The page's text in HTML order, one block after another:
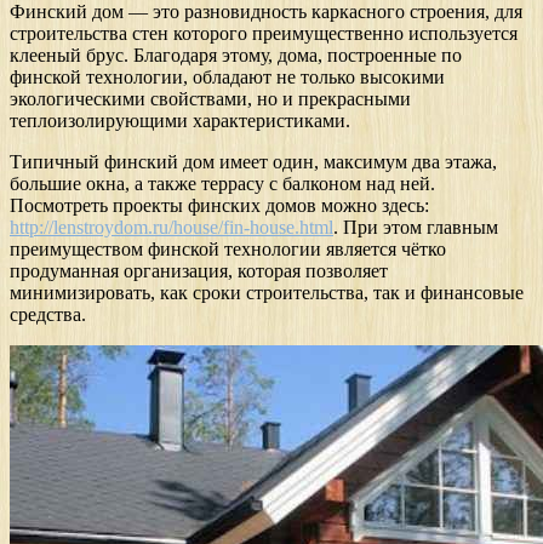
Финский дом — это разновидность каркасного строения, для
строительства стен которого преимущественно используется
клееный брус. Благодаря этому, дома, построенные по
финской технологии, обладают не только высокими
экологическими свойствами, но и прекрасными
теплоизолирующими характеристиками.
Типичный финский дом имеет один, максимум два этажа,
большие окна, а также террасу с балконом над ней.
Посмотреть проекты финских домов можно здесь:
http://lenstroydom.ru/house/fin-house.html. При этом главным
преимуществом финской технологии является чётко
продуманная организация, которая позволяет
минимизировать, как сроки строительства, так и финансовые
средства.